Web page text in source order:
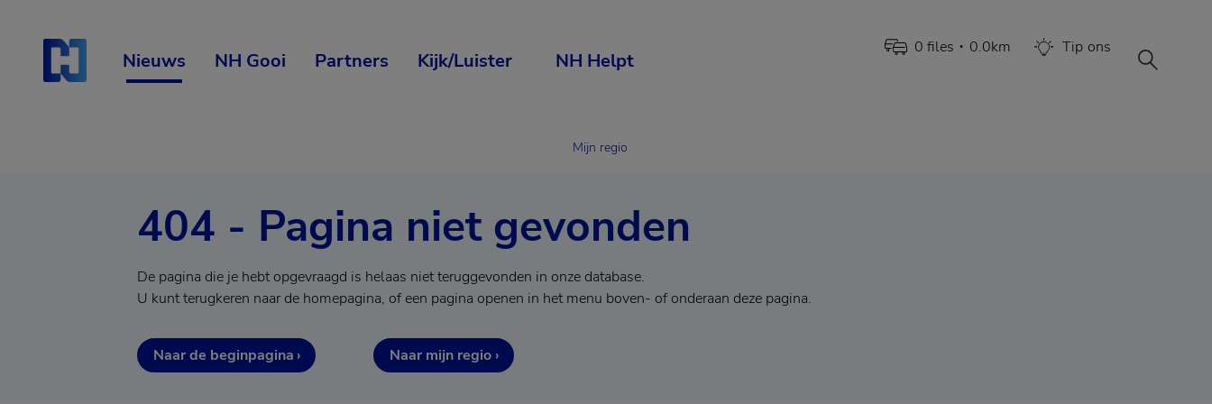
content
Nieuws NH Gooi Partners Kijk/Luister NH Helpt
0 files • 0.0km Tip ons
Mijn regio
404 - Pagina niet gevonden
De pagina die je hebt opgevraagd is helaas niet teruggevonden in onze database.
U kunt terugkeren naar de homepagina, of een pagina openen in het menu boven- of onderaan deze pagina.
Naar de beginpagina Naar mijn regio